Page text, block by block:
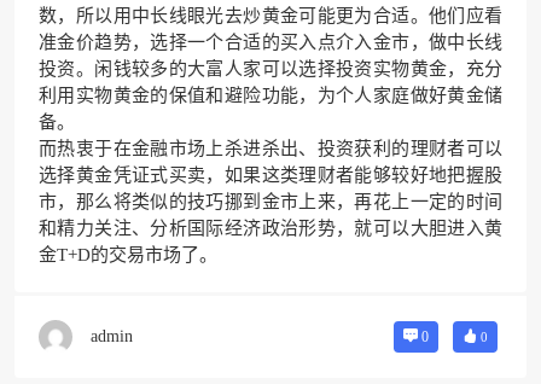
数，所以用中长线眼光去炒黄金可能更为合适。他们应看
准金价趋势，选择一个合适的买入点介入金市，做中长线
投资。闲钱较多的大富人家可以选择投资实物黄金，充分
利用实物黄金的保值和避险功能，为个人家庭做好黄金储
备。
而热衷于在金融市场上杀进杀出、投资获利的理财者可以
选择黄金凭证式买卖，如果这类理财者能够较好地把握股
市，那么将类似的技巧挪到金市上来，再花上一定的时间
和精力关注、分析国际经济政治形势，就可以大胆进入黄
金T+D的交易市场了。
admin 0 0